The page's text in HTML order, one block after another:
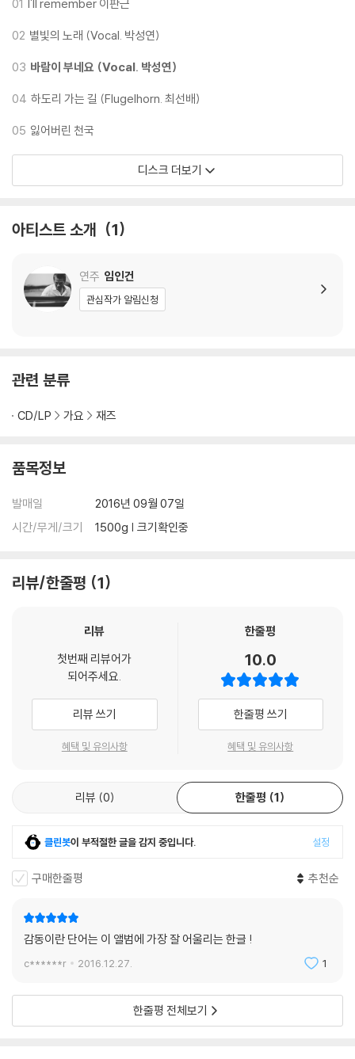
했다. 매달 가진 정기연주회만 300회가 넘었다. 처음 신촌에서 대학로로,
다시 교대로 야누스의 간판은 계속해서 옮겨 다녀야 했지만 그 공간 안에
일이 넘는 시간이었다.
이런 것만 듣고 있던 애가 갑자기 스윙이나 그런 음악이 나오니까 못할 거
아니에요. 그런데도 선생님들이 저를 나무라거나 그것에 대해 말씀하신 적
이 한 번도 없어요. 항상 연주 좋았다고 하고, 늘 그 사람이 갖고 있는 좋은
나타를 들었다. 우연이었지만 운명과도 같았다. 늘 작은누나가 피아노를
리에 들어서도 멜로디가 계속 떠올랐다. 처음으로 피아노를 치고 싶다는
생각이 든 소년은 '비창'의 악보를 구해 무작정 피아노를 치기 시작했다. 독
학으로 '비창'을 끝까지 치는데 꼬박 2년 반이 걸렸다. 베토벤에 이어 모차
반에 만난 키스 자렛은 또 다른 세계였다. 궁극적으로 자신이 하고 싶은 음
만을 반복해 들었다. 1985~6년 즈음 최성원(들국화)의 소개로 한국 포크
닌 합주를 처음 해보았고, 그 뒤 트럼펫 연주자 강대관의 소개로 야누스에
서 피아노를 연주하기 시작했다.
야누스에서 많은 것을 배웠다. 자신이 알고 있던 재즈가 아주 작은 일부이
알게 됐다. 이제껏 하지 않았던 음악을 한다는 것 또한 그에겐 새로운 도전
로 들려주는 키스 자렛 같은 피아노 연주가 이질적이라는 자각도 있었지만
그것이 자신의 색깔이고 자신의 음악을 지탱해주는 핵심이라고 생각했다.
이고 자신의 것을 지키며 그렇게 야누스를 통해 피아니스트 임인건은 성장
"임인건 씨가 곡을 써준 것이 요즘 살아가는 힘을 줘요. 지금은 병원에 있지
만, 이번 녹음을 통해서 살아있는 느낌입니다. 죽는 날까지 노래하겠다는
소망을 이루고 있는 것 같아요." (박성연)
지금까지 야누스와 재즈 1세대에 대한 조명은 종종 있어왔다. 임인건은 1
세대와 함께 연주하며 야누스를 대표하는 피아니스트로 활동해왔지만 그
분류되는 애매한 위치 때문이기도 했다. 하지만 그는 지금까지도 야누스에
대한 추억과 애정을 품고 음악 활동을 해왔다. 제주에 내려가기 전까지 25
들을 제주에 모셔 함께 공연을 하며 야누스의 기억을 살리려 했다. 2015
연 역시 재정적인 문제로 야누스를 정리하고 입원했다는 소식이 들려왔다.
앨범을 준비했다.
믹싱 작업만 끝난 채 미리 건네진 곡들의 제목은 아직 정해지지 않은 채였
다. 인상적이었던 건 노래의 가제들이었다. 'Mr. 김수열'과 'Mr. 이동기' 같
은 제목의 곡들이 있었다. 김수열의 테너 색소폰과 이원술의 베이스 연주
만으로 이루어진 'Mr. 김수열', 그리고 임인건의 피아노, 허여정의 드럼과
함께하는 이동기의 클라리넷 연주가 담긴 'Mr. 이동기', 임인건은 야누스
시절의 기억과 함께 '선생님'이라 부르는 선배들을 한 명 한 명 떠올리며 곡
01 I'll remember 이판근
02 별빛의 노래 (Vocal. 박성연)
03 바람이 부네요 (Vocal. 박성연)
04 하도리 가는 길 (Flugelhorn. 최선배)
05 잃어버린 천국
디스크 더보기
아티스트 소개 1
연주 임인건
관심작가 알림신청
관련 분류
CD/LP 가요 재즈
품목정보
발매일
2016년 09월 07일
시간/무게/크기
1500g | 크기확인중
리뷰/한줄평 1
리뷰
첫번째 리뷰어가
되어주세요.
리뷰 쓰기
혜택 및 유의사항
한줄평
10.0
한줄평 쓰기
혜택 및 유의사항
리뷰 0 한줄평 1
클린봇이 부적절한 글을 감지 중입니다. 설정
구매한줄평 추천순
감동이란 단어는 이 앨범에 가장 잘 어울리는 한글 !
c******r 2016.12.27. 1
한줄평 전체보기